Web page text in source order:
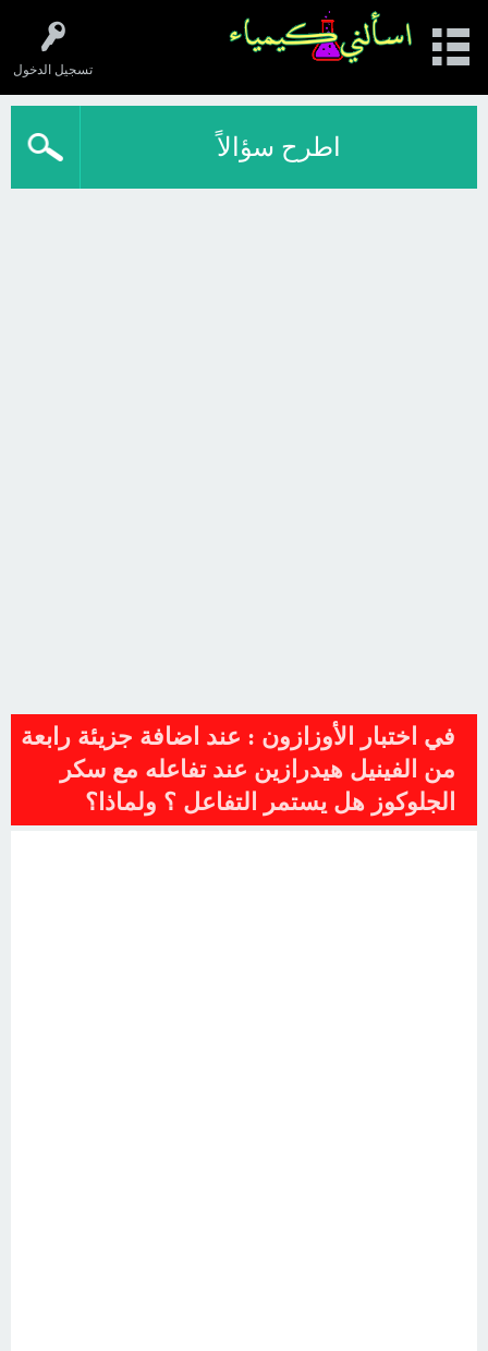
تسجيل الدخول
اطرح سؤالاً
في اختبار الأوزازون : عند اضافة جزيئة رابعة
من الفينيل هيدرازين عند تفاعله مع سكر
الجلوكوز هل يستمر التفاعل ؟ ولماذا؟